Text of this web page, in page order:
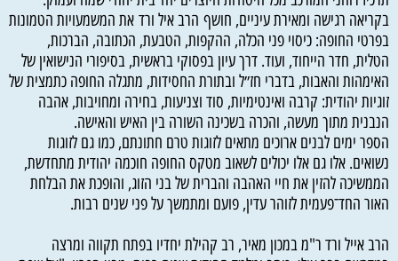
בקריאה רגישה ומאירת עיניים, חושף הרב איל ורד את המשמעויות הטמונות
בפרטי החופה: כיסוי פני הכלה, ההקפות, הטבעת, הכתובה, הברכות,
הטלית, חדר הייחוד, ועוד. דרך עיון בפסוקי בראשית, בסיפורי הנישואין של
האימהות והאבות, בדברי חז״ל ובתורת החסידות, מתגלה החופה כתמצית של
זוגיות יהודית: קרבה ואינטימיות, סוד וצניעות, בחירה ומחויבות, אהבה
הנבנית מתוך מעשה, והכרה בשכינה השורה בין האיש והאישה.
הספר ימים לבנים ארוכים מתאים לזוגות טרם חתונתם, כמו גם לזוגות
נשואים. אלו גם אלו יכולים לשאוב מטקס החופה חוכמה יהודית מתחדשת,
הממשיכה להזין את חיי האהבה והברית של בני הזוג, והופכת את הבלחת
האור החד־פעמית לזוהר עדין, פועם ומתמשך על פני שנים רבות.
הרב אייל ורד ר"מ במכון מאיר, רב קהילת יחדיו בפתח תקווה ומרצה